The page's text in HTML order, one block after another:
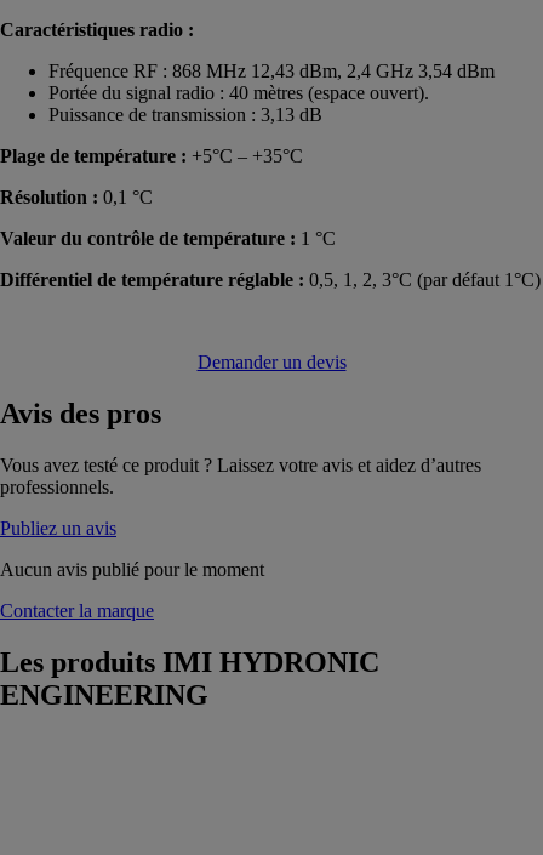
Caractéristiques radio :
Fréquence RF : 868 MHz 12,43 dBm, 2,4 GHz 3,54 dBm
Portée du signal radio : 40 mètres (espace ouvert).
Puissance de transmission : 3,13 dB
Plage de température : +5°C – +35°C
Résolution : 0,1 °C
Valeur du contrôle de température : 1 °C
Différentiel de température réglable : 0,5, 1, 2, 3°C (par défaut 1°C)
Demander un devis
Avis des pros
Vous avez testé ce produit ? Laissez votre avis et aidez d’autres
professionnels.
Publiez un avis
Aucun avis publié pour le moment
Contacter la marque
Les produits IMI HYDRONIC
ENGINEERING